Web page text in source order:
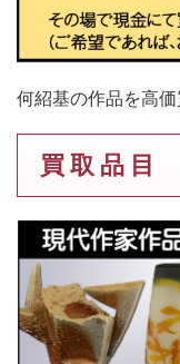
何紹基の作品を高価
買 取 品 目